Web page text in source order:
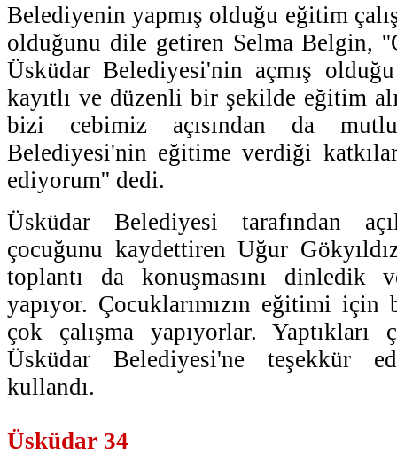
Belediyenin yapmış olduğu eğitim
olduğunu dile getiren Selma Belgin,
Üsküdar Belediyesi'nin açmış
kayıtlı ve düzenli bir şekilde eğitim
bizi cebimiz açısından da
Belediyesi'nin eğitime verdiği
ediyorum'' dedi.
Üsküdar Belediyesi tarafından
çocuğunu kaydettiren Uğur
toplantı da konuşmasını dinledik
yapıyor. Çocuklarımızın eğitimi için
çok çalışma yapıyorlar. Yaptıkları
Üsküdar Belediyesi'ne teşekkür
kullandı.
Üsküdar 34